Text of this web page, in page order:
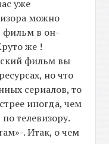
уже
можно
фильм в он-
же !
фильм вы
но что
сериалов, то
иногда, чем
телевизору.
. Итак, о чем